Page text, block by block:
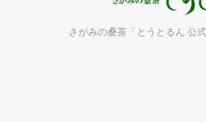
さがみの桑茶「とうとるん 公